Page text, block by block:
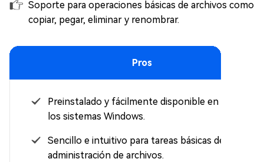
Soporte para operaciones básicas de archivos como
copiar, pegar, eliminar y renombrar.
Pros
Preinstalado y fácilmente disponible en todos
los sistemas Windows.
Sencillo e intuitivo para tareas básicas de
administración de archivos.